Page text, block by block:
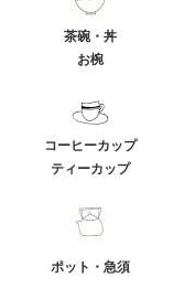
茶碗・丼
お椀
コーヒーカップ
ティーカップ
ポット・急須